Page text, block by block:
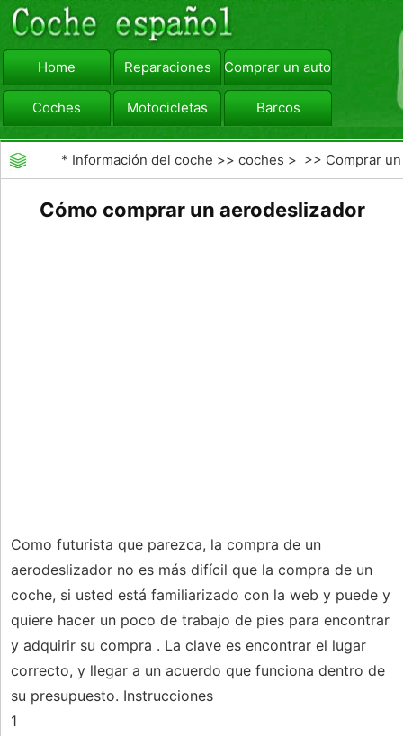
Home Reparaciones Comprar un automóvil
Coches Motocicletas Barcos
viajar Camiones
* Información del coche >>coches > >> Comprar un
Cómo comprar un aerodeslizador
Como futurista que parezca, la compra de un
aerodeslizador no es más difícil que la compra de un
coche, si usted está familiarizado con la web y puede y
quiere hacer un poco de trabajo de pies para encontrar
y adquirir su compra . La clave es encontrar el lugar
correcto, y llegar a un acuerdo que funciona dentro de
su presupuesto. Instrucciones
1